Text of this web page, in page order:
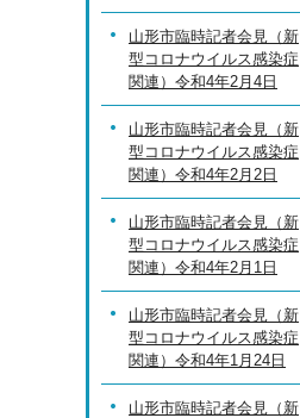
山形市臨時記者会見（新
型コロナウイルス感染症
関連）令和4年2月4日
山形市臨時記者会見（新
型コロナウイルス感染症
関連）令和4年2月2日
山形市臨時記者会見（新
型コロナウイルス感染症
関連）令和4年2月1日
山形市臨時記者会見（新
型コロナウイルス感染症
関連）令和4年1月24日
山形市臨時記者会見（新